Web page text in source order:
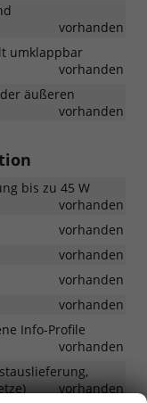
vorhanden
umklappbar
vorhanden
äußeren
vorhanden
bis zu 45 W
vorhanden
vorhanden
vorhanden
vorhanden
vorhanden
Info-Profile
vorhanden
vorhanden